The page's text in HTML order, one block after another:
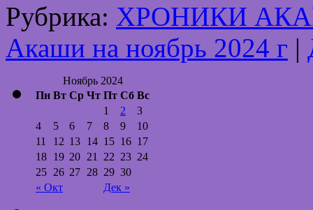
Рубрика: ХРОНИКИ
Акаши на ноябрь 2024 г |
Ноябрь 2024
Пн Вт Ср Чт Пт Сб Вс
« Окт Дек »
1 2
3
4
5 6 7 8 9
10
11
12 13 14 15 16 17
18 19 20 21 22 23 24
25 26 27 28 29 30